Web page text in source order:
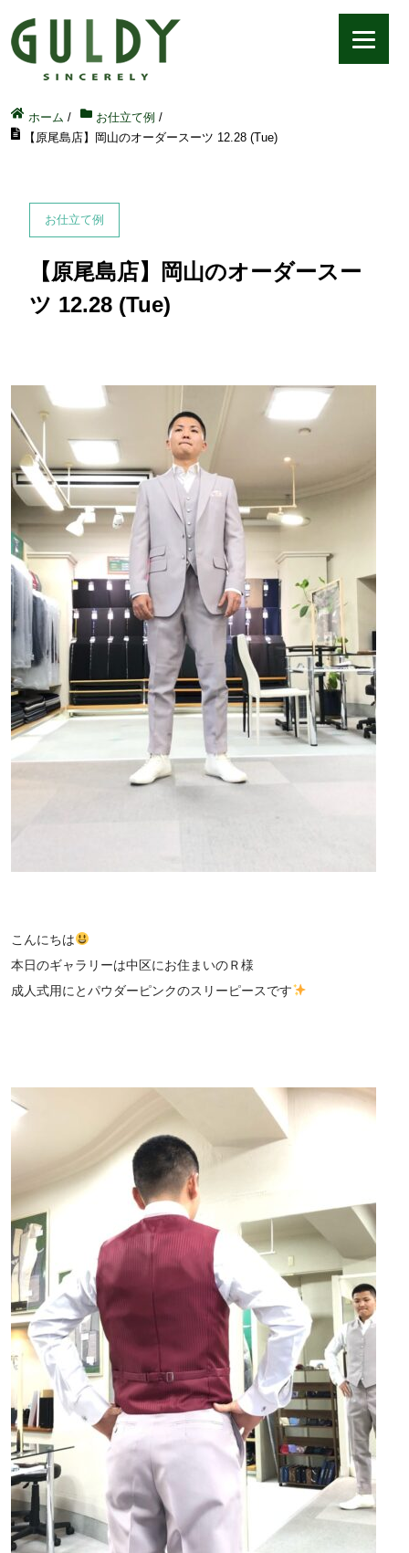
ホーム / お仕立て例 /
【原尾島店】岡山のオーダースーツ 12.28 (Tue)
お仕立て例
【原尾島店】岡山のオーダースー
ツ 12.28 (Tue)
こんにちは
本日のギャラリーは中区にお住まいのＲ様
成人式用にとパウダーピンクのスリーピースです